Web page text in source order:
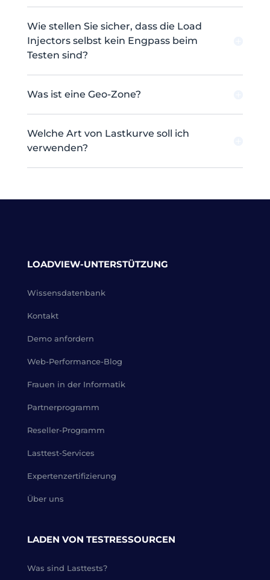
Wie stellen Sie sicher, dass die Load
Injectors selbst kein Engpass beim
Testen sind?
Was ist eine Geo-Zone?
Welche Art von Lastkurve soll ich
verwenden?
LOADVIEW-UNTERSTÜTZUNG
Wissensdatenbank
Kontakt
Demo anfordern
Web-Performance-Blog
Frauen in der Informatik
Partnerprogramm
Reseller-Programm
Lasttest-Services
Expertenzertifizierung
Über uns
LADEN VON TESTRESSOURCEN
Was sind Lasttests?